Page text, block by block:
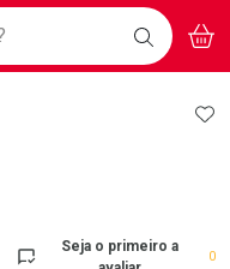
Exclusivas!
BAIXE
O APP
BUSCAR
Seja o primeiro a
0